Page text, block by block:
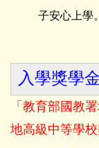
子安心上學。
入學獎學
「教育部國教
地高級中等學校